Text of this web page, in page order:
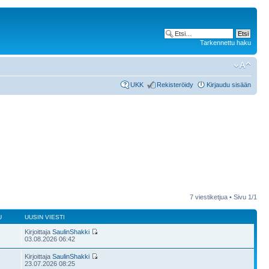
Tarkennettu haku
UKK Rekisteröidy Kirjaudu sisään
7 viestiketjua • Sivu 1/1
UUSIN VIESTI
KirjoittajaSaulinShakki
03.08.2026 06:42
KirjoittajaSaulinShakki
23.07.2026 08:25